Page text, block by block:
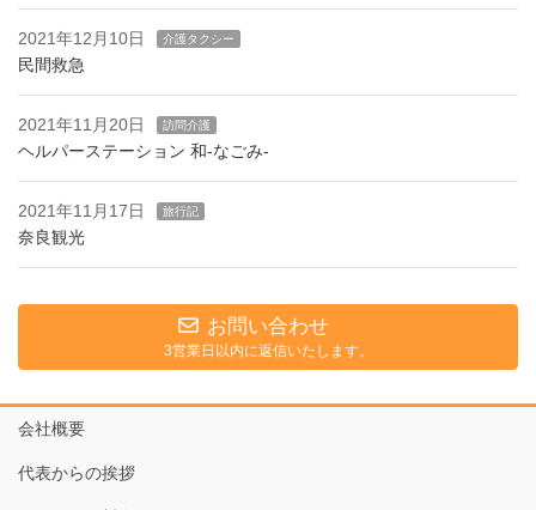
2021年12月10日 介護タクシー
民間救急
2021年11月20日 訪問介護
ヘルパーステーション 和-なごみ-
2021年11月17日 旅行記
奈良観光
お問い合わせ
3営業日以内に返信いたします。
会社概要
代表からの挨拶